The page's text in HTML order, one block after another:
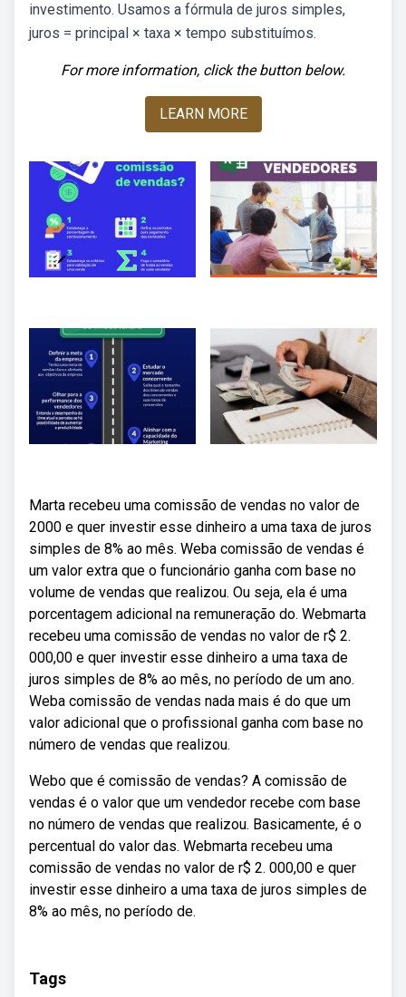
investimento. Usamos a fórmula de juros simples,
juros = principal × taxa × tempo substituímos.
For more information, click the button below.
LEARN MORE
Marta recebeu uma comissão de vendas no valor de
2000 e quer investir esse dinheiro a uma taxa de juros
simples de 8% ao mês. Weba comissão de vendas é
um valor extra que o funcionário ganha com base no
volume de vendas que realizou. Ou seja, ela é uma
porcentagem adicional na remuneração do. Webmarta
recebeu uma comissão de vendas no valor de r$ 2.
000,00 e quer investir esse dinheiro a uma taxa de
juros simples de 8% ao mês, no período de um ano.
Weba comissão de vendas nada mais é do que um
valor adicional que o profissional ganha com base no
número de vendas que realizou.
Webo que é comissão de vendas? A comissão de
vendas é o valor que um vendedor recebe com base
no número de vendas que realizou. Basicamente, é o
percentual do valor das. Webmarta recebeu uma
comissão de vendas no valor de r$ 2. 000,00 e quer
investir esse dinheiro a uma taxa de juros simples de
8% ao mês, no período de.
Tags